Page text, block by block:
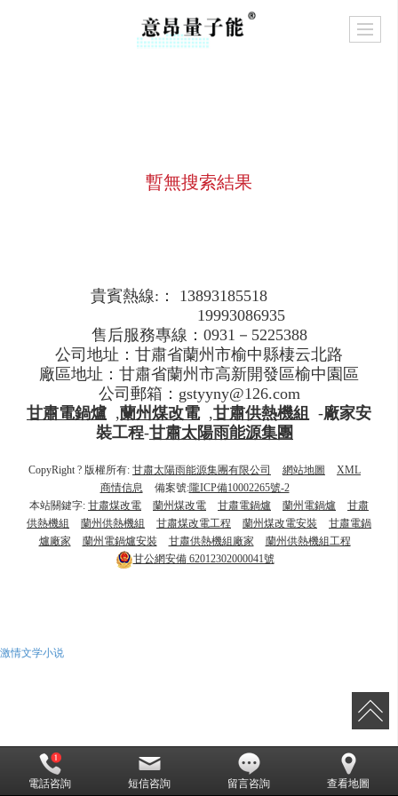
暫無搜索結果
貴賓熱線:： 13893185518
19993086935
售后服務專線：0931－5225388
公司地址：甘肅省蘭州市榆中縣棲云北路
廠區地址：甘肅省蘭州市高新開發區榆中園區
公司郵箱：gstyyny@126.com
甘肅電鍋爐 ,蘭州煤改電 ,甘肅供熱機組 -廠家安
裝工程-甘肅太陽雨能源集團
CopyRight ? 版權所有: 甘肅太陽雨能源集團有限公司 網站地圖
XML
商情信息
備案號:隴ICP備10002265號-2
本站關鍵字: 甘肅煤改電 蘭州煤改電 甘肅電鍋爐 蘭州電鍋爐
甘肅
供熱機組
蘭州供熱機組 甘肅煤改電工程 蘭州煤改電安裝
甘肅電鍋
爐廠家
蘭州電鍋爐安裝 甘肅供熱機組廠家
蘭州供熱機組工程
甘公網安備62012302000041號
電話咨詢 短信咨詢 留言咨詢 查看地圖
激情文学小说